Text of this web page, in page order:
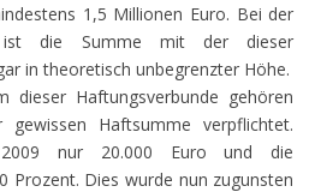
1,5 Millionen Euro. Bei der
ist die Summe mit der dieser
in theoretisch unbegrenzter Höhe.
dieser Haftungsverbunde gehören
Haftsumme verpflichtet.
nur 20.000 Euro und die
Prozent. Dies wurde nun zugunsten